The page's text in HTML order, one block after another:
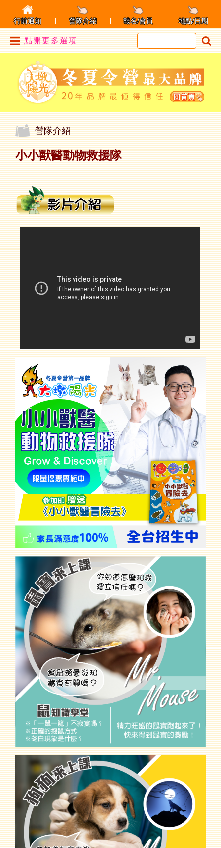
點開更多選項
行前通知 營隊介紹 報名/會員 地點/日期
營隊介紹
小小獸醫動物救援隊